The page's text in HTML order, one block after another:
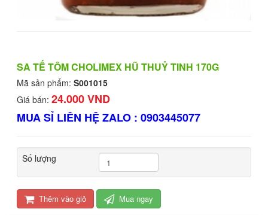
SA TẾ TÔM CHOLIMEX HŨ THUỶ TINH 170G
Mã sản phẩm: S001015
Giá bán: 24.000 VND
MUA SỈ LIÊN HỆ ZALO : 0903445077
Số lượng
Thêm vào giỏ Mua ngay